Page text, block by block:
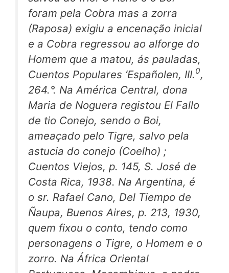
foram pela Cobra mas a zorra
(Raposa) exigiu a encenação inicial
e a Cobra regressou ao alforge do
Homem que a matou, ás pauladas,
Cuentos Populares ‘Españolen, III.0,
264.°. Na América Central, dona
Maria de Noguera registou El Fallo
de tio Conejo, sendo o Boi,
ameaçado pelo Tigre, salvo pela
astucia do conejo (Coelho) ;
Cuentos Viejos, p. 145, S. José de
Costa Rica, 1938. Na Argentina, é
o sr. Rafael Cano, Del Tiempo de
Ñaupa, Buenos Aires, p. 213, 1930,
quem fixou o conto, tendo como
personagens o Tigre, o Homem e o
zorro. Na África Oriental